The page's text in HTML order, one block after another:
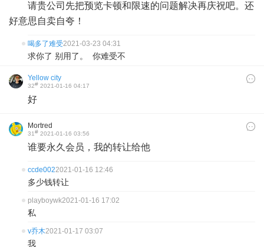
请贵公司先把预览卡顿和限速的问题解决再庆祝吧。还
好意思自卖自夸！
喝多了难受2021-03-23 04:31
求你了 别用了。 你难受不
Yellow city
32# 2021-01-16 04:17
好
Mortred
31# 2021-01-16 03:56
谁要永久会员，我的转让给他
ccde0022021-01-16 12:46
多少钱转让
playboywk2021-01-16 17:02
私
v乔木2021-01-17 03:07
我